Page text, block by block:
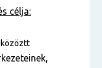
célja:
közöztt